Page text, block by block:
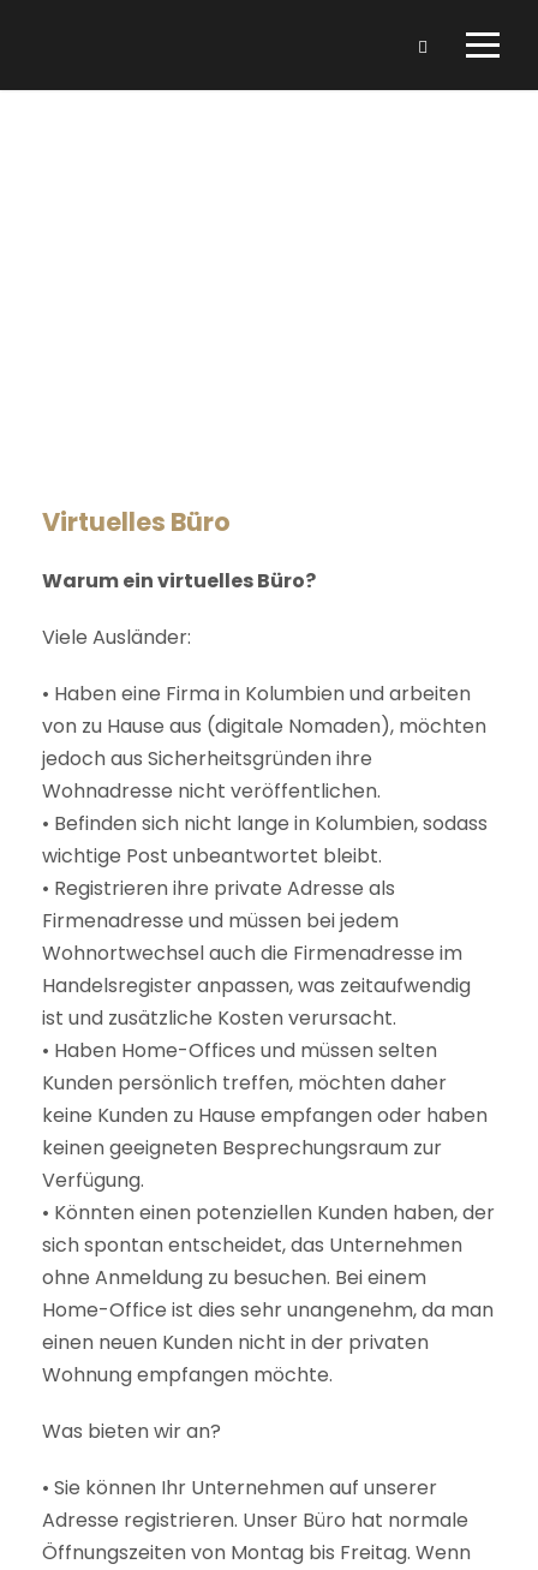
Virtuelles Büro
Warum ein virtuelles Büro?
Viele Ausländer:
• Haben eine Firma in Kolumbien und arbeiten
von zu Hause aus (digitale Nomaden), möchten
jedoch aus Sicherheitsgründen ihre
Wohnadresse nicht veröffentlichen.
• Befinden sich nicht lange in Kolumbien, sodass
wichtige Post unbeantwortet bleibt.
• Registrieren ihre private Adresse als
Firmenadresse und müssen bei jedem
Wohnortwechsel auch die Firmenadresse im
Handelsregister anpassen, was zeitaufwendig
ist und zusätzliche Kosten verursacht.
• Haben Home-Offices und müssen selten
Kunden persönlich treffen, möchten daher
keine Kunden zu Hause empfangen oder haben
keinen geeigneten Besprechungsraum zur
Verfügung.
• Könnten einen potenziellen Kunden haben, der
sich spontan entscheidet, das Unternehmen
ohne Anmeldung zu besuchen. Bei einem
Home-Office ist dies sehr unangenehm, da man
einen neuen Kunden nicht in der privaten
Wohnung empfangen möchte.
Was bieten wir an?
• Sie können Ihr Unternehmen auf unserer
Adresse registrieren. Unser Büro hat normale
Öffnungszeiten von Montag bis Freitag. Wenn